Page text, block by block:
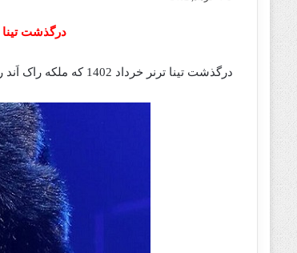
درگذشت تینا ترنر خرداد 1402 +
درگذشت تینا ترنر خرداد 1402 که ملکه راک اَند رول در سن 83 سالگی فوت کرد که در ادامه بیشتر خواهید خواند.